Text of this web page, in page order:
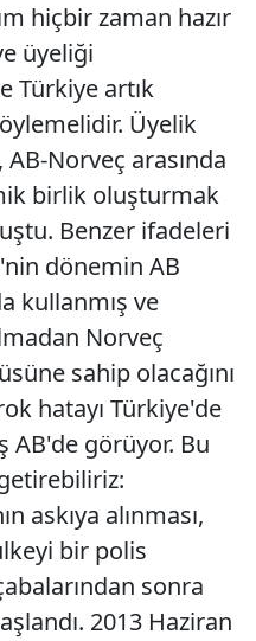
hiçbir zaman hazır
üyeliği
Türkiye artık
Üyelik
Norveç arasında
birlik oluşturmak
Benzer ifadeleri
dönemin AB
kullanmış ve
Norveç
sahip olacağını
hatayı Türkiye'de
AB'de görüyor. Bu
askıya alınması,
bir polis
sonra
2013 Haziran